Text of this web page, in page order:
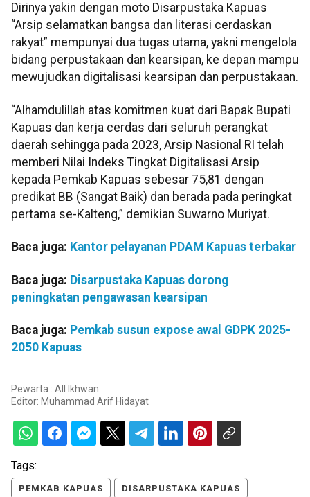
Dirinya yakin dengan moto Disarpustaka Kapuas
“Arsip selamatkan bangsa dan literasi cerdaskan
rakyat” mempunyai dua tugas utama, yakni mengelola
bidang perpustakaan dan kearsipan, ke depan mampu
mewujudkan digitalisasi kearsipan dan perpustakaan.
“Alhamdulillah atas komitmen kuat dari Bapak Bupati
Kapuas dan kerja cerdas dari seluruh perangkat
daerah sehingga pada 2023, Arsip Nasional RI telah
memberi Nilai Indeks Tingkat Digitalisasi Arsip
kepada Pemkab Kapuas sebesar 75,81 dengan
predikat BB (Sangat Baik) dan berada pada peringkat
pertama se-Kalteng,” demikian Suwarno Muriyat.
Baca juga: Kantor pelayanan PDAM Kapuas terbakar
Baca juga: Disarpustaka Kapuas dorong
peningkatan pengawasan kearsipan
Baca juga: Pemkab susun expose awal GDPK 2025-
2050 Kapuas
Pewarta : All Ikhwan
Editor: Muhammad Arif Hidayat
Tags:
PEMKAB KAPUAS DISARPUSTAKA KAPUAS